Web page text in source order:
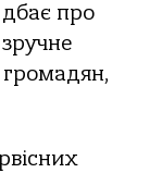
про
громадян,